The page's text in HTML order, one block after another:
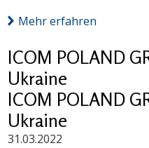
Mehr erfahren
ICOM POLAND
Ukraine
ICOM POLAND
Ukraine
31.03.2022